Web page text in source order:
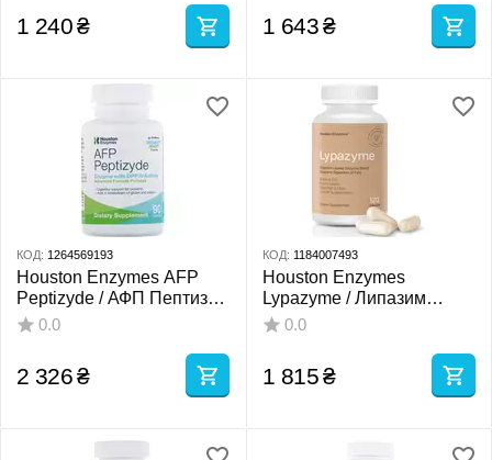
кровообігу 120 капсул
1 240₴ 1 643₴
КОД: 1264569193
Houston Enzymes AFP
Peptizyde / АФП Пептизид
90 капсул
0.0
2 326₴
КОД: 1184007493
Houston Enzymes
Lypazyme / Липазим
ензими для
0.0
1 815₴